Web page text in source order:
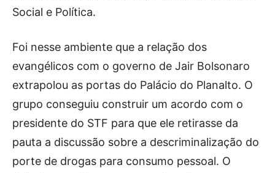
Social e Política.
Foi nesse ambiente que a relação dos
evangélicos com o governo de Jair Bolsonaro
extrapolou as portas do Palácio do Planalto. O
grupo conseguiu construir um acordo com o
presidente do STF para que ele retirasse da
pauta a discussão sobre a descriminalização do
porte de drogas para consumo pessoal. O